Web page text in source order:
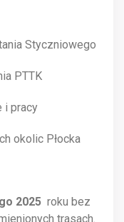
Styczniowego
PTTK
i pracy
okolic Płocka
2025 roku bez
trasach.